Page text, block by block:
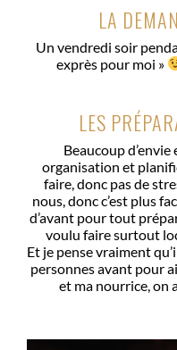
LA
Un vendredi soir
exprès pour moi »
LES
Beaucoup
organisation et
faire, donc pas de
nous, donc c’est plus
d’avant pour tout
voulu faire surtout
Et je pense vraiment
personnes avant pour
et ma nourrice, on